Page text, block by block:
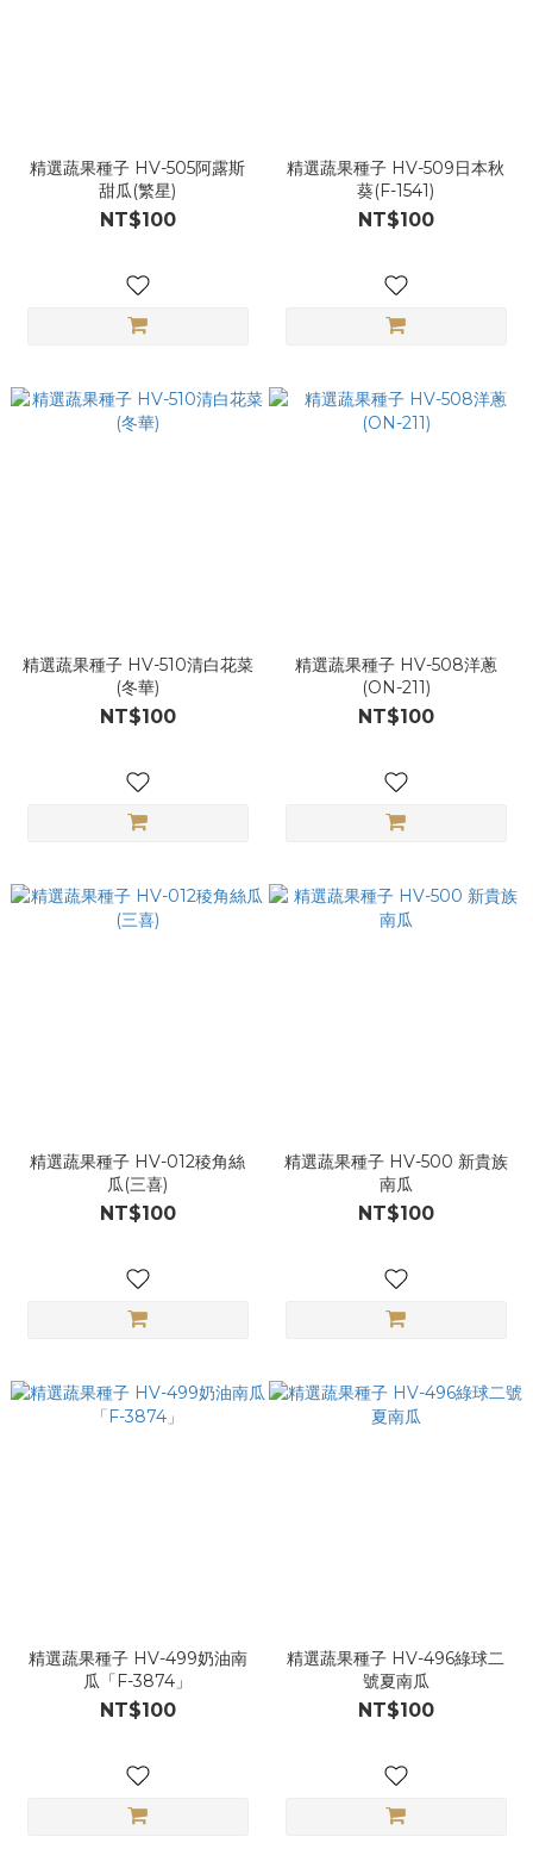
精選蔬果種子 HV-505阿露斯
甜瓜(繁星)
NT$100
精選蔬果種子 HV-509日本秋
葵(F-1541)
NT$100
精選蔬果種子 HV-510清白花菜
(冬華)
NT$100
精選蔬果種子 HV-508洋蔥
(ON-211)
NT$100
精選蔬果種子 HV-012稜角絲
瓜(三喜)
NT$100
精選蔬果種子 HV-500 新貴族
南瓜
NT$100
精選蔬果種子 HV-499奶油南
瓜「F-3874」
NT$100
精選蔬果種子 HV-496綠球二
號夏南瓜
NT$100